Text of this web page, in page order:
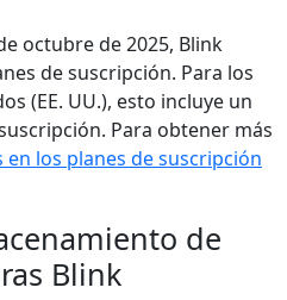
octubre de 2025, Blink
de suscripción. Para los
(EE. UU.), esto incluye un
Para obtener más
en los planes de suscripción
de
Blink